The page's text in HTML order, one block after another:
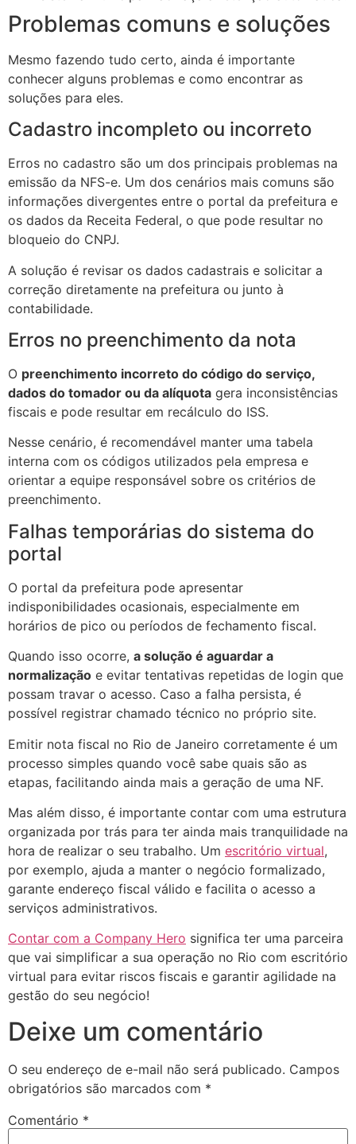
Problemas comuns e soluções
Mesmo fazendo tudo certo, ainda é importante
conhecer alguns problemas e como encontrar as
soluções para eles.
Cadastro incompleto ou incorreto
Erros no cadastro são um dos principais problemas na
emissão da NFS-e. Um dos cenários mais comuns são
informações divergentes entre o portal da prefeitura e
os dados da Receita Federal, o que pode resultar no
bloqueio do CNPJ.
A solução é revisar os dados cadastrais e solicitar a
correção diretamente na prefeitura ou junto à
contabilidade.
Erros no preenchimento da nota
O preenchimento incorreto do código do serviço,
dados do tomador ou da alíquota gera inconsistências
fiscais e pode resultar em recálculo do ISS.
Nesse cenário, é recomendável manter uma tabela
interna com os códigos utilizados pela empresa e
orientar a equipe responsável sobre os critérios de
preenchimento.
Falhas temporárias do sistema do
portal
O portal da prefeitura pode apresentar
indisponibilidades ocasionais, especialmente em
horários de pico ou períodos de fechamento fiscal.
Quando isso ocorre, a solução é aguardar a
normalização e evitar tentativas repetidas de login que
possam travar o acesso. Caso a falha persista, é
possível registrar chamado técnico no próprio site.
Emitir nota fiscal no Rio de Janeiro corretamente é um
processo simples quando você sabe quais são as
etapas, facilitando ainda mais a geração de uma NF.
Mas além disso, é importante contar com uma estrutura
organizada por trás para ter ainda mais tranquilidade na
hora de realizar o seu trabalho. Um escritório virtual,
por exemplo, ajuda a manter o negócio formalizado,
garante endereço fiscal válido e facilita o acesso a
serviços administrativos.
Contar com a Company Hero significa ter uma parceira
que vai simplificar a sua operação no Rio com escritório
virtual para evitar riscos fiscais e garantir agilidade na
gestão do seu negócio!
Deixe um comentário
O seu endereço de e-mail não será publicado. Campos
obrigatórios são marcados com *
Comentário *